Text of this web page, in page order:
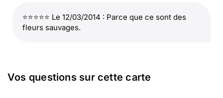
⭐⭐⭐⭐⭐ Le 12/03/2014 : Parce que ce sont des
fleurs sauvages.
Vos questions sur cette carte